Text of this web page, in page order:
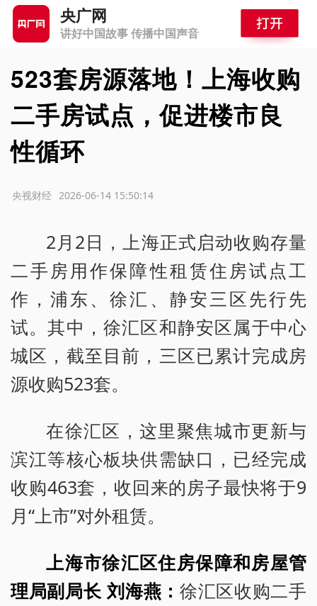
央广网
讲好中国故事 传播中国声音
523套房源落地！上海收购
二手房试点，促进楼市良
性循环
2026-06-14 15:50:14
央视财经
2月2日，上海正式启动收购存量
二手房用作保障性租赁住房试点工
作，浦东、徐汇、静安三区先行先
试。其中，徐汇区和静安区属于中心
城区，截至目前，三区已累计完成房
源收购523套。
在徐汇区，这里聚焦城市更新与
滨江等核心板块供需缺口，已经完成
收购463套，收回来的房子最快将于9
月“上市”对外租赁。
上海市徐汇区住房保障和房屋管
理局副局长 刘海燕： 徐汇区收购二手